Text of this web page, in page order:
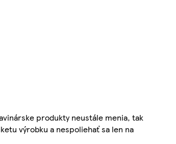
produkty neustále menia, tak
výrobku a nespoliehať sa len na